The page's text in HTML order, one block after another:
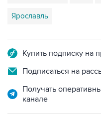
Ярославль
Купить подписку на
Подписаться на
Получать
канале